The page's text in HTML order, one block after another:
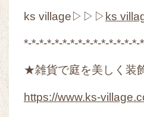
ks village▷▷▷ ks
*-*-*-*-*-*-*-*-*-*-*-*-*-*-*-
★雑貨で庭を美しく装
https://www.ks-